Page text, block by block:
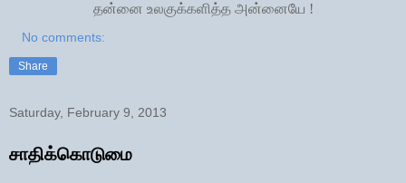
தன்னை உலகுக்களித்த அன்னையே !
No comments:
Share
Saturday, February 9, 2013
சாதிக்கொடுமை